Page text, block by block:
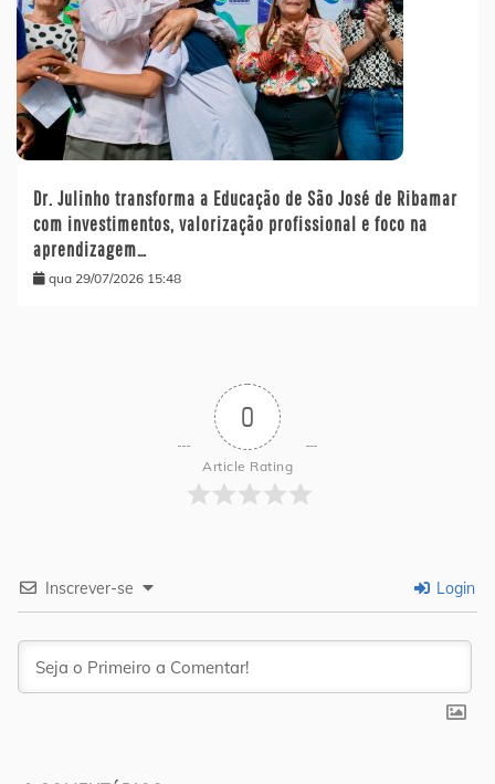
Dr. Julinho transforma a Educação de São José de Ribamar
com investimentos, valorização profissional e foco na
aprendizagem…
qua 29/07/2026 15:48
0
Article Rating
Inscrever-se Login